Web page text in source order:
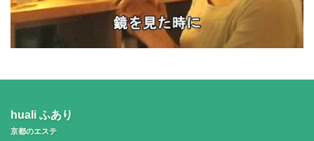
huali ふあり
京都のエステ